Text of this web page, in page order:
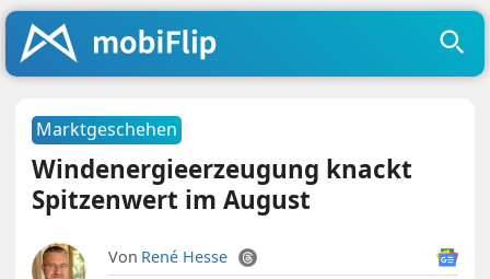
Marktgeschehen
Windenergieerzeugung knackt
Spitzenwert im August
Von René Hesse